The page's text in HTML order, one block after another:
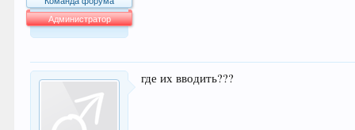
Администратор
где их вводить???